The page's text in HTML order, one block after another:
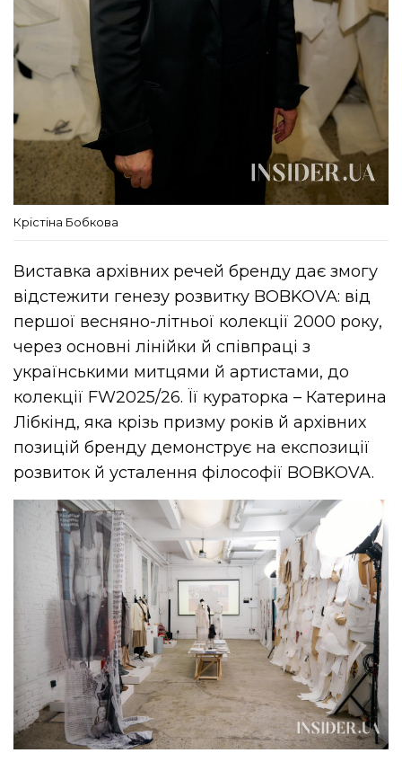
Крістіна Бобкова
Виставка архівних речей бренду дає змогу
відстежити генезу розвитку BOBKOVA: від
першої весняно-літньої колекції 2000 року,
через основні лінійки й співпраці з
українськими митцями й артистами, до
колекції FW2025/26. Її кураторка – Катерина
Лібкінд, яка крізь призму років й архівних
позицій бренду демонструє на експозиції
розвиток й усталення філософії BOBKOVA.